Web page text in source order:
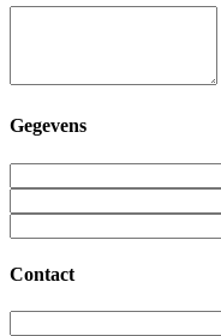
Gegevens
Contact